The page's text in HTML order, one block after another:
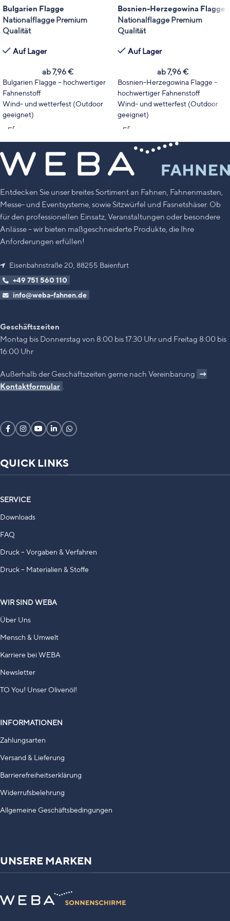
Bulgarien Flagge
Nationalflagge Premium
Qualität
Auf Lager
ab7,96€
Bulgarien Flagge – hochwertiger
Fahnenstoff
Wind- und wetterfest (Outdoor
geeignet)
Wählen Sie Fahnentyp und Größe
UV-Stabilität
Made in Germany
Bosnien-Herzegowina Flagge
Nationalflagge Premium
Qualität
Auf Lager
ab7,96€
Bosnien-Herzegowina Flagge –
hochwertiger Fahnenstoff
Wind- und wetterfest (Outdoor
geeignet)
Wählen Sie Fahnentyp und Größe
Leuchtende Farben mit hoher
UV-Stabilität
Made in Germany
Entdecken Sie unser breites Sortiment an Fahnen, Fahnenmasten,
Messe- und Eventsysteme, sowie Sitzwürfel und Fasnetshäser. Ob
für den professionellen Einsatz, Veranstaltungen oder besondere
Anlässe – wir bieten maßgeschneiderte Produkte, die Ihre
Anforderungen erfüllen!
Eisenbahnstraße 20, 88255 Baienfurt
+49 751 560 110
info@weba-fahnen.de
Geschäftszeiten
Montag bis Donnerstag von 8:00 bis 17:30 Uhr und Freitag 8:00 bis
16:00 Uhr
Außerhalb der Geschäftszeiten gerne nach Vereinbarung →
Kontaktformular
QUICK LINKS
SERVICE
Downloads
FAQ
Druck – Vorgaben & Verfahren
Druck – Materialien & Stoffe
WIR SIND WEBA
Über Uns
Mensch & Umwelt
Karriere bei WEBA
Newsletter
TO You! Unser Olivenöl!
INFORMATIONEN
Zahlungsarten
Versand & Lieferung
Barrierefreiheitserklärung
Widerrufsbelehrung
Allgemeine Geschäftsbedingungen
UNSERE MARKEN